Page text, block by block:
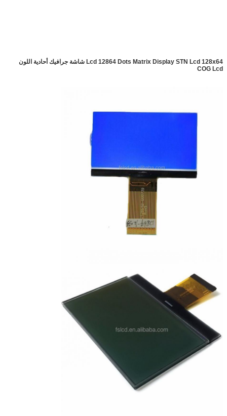
Lcd 12864 Dots Matrix Display STN Lcd 128x64 شاشة جرافيك أحادية اللون
COG Lcd